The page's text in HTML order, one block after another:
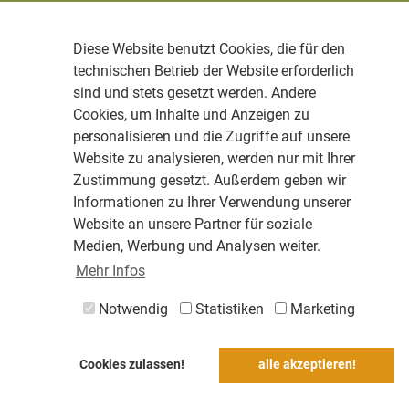
Diese Website benutzt Cookies, die für den
technischen Betrieb der Website erforderlich
sind und stets gesetzt werden. Andere
Cookies, um Inhalte und Anzeigen zu
personalisieren und die Zugriffe auf unsere
Website zu analysieren, werden nur mit Ihrer
Zustimmung gesetzt. Außerdem geben wir
Informationen zu Ihrer Verwendung unserer
Website an unsere Partner für soziale
Medien, Werbung und Analysen weiter.
Mehr Infos
Notwendig Statistiken Marketing
Cookies zulassen! alle akzeptieren!